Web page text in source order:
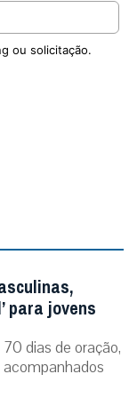
ou solicitação.
para jovens
dias de oração,